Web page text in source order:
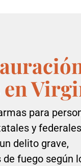
en
para
y
delito grave,
fuego según